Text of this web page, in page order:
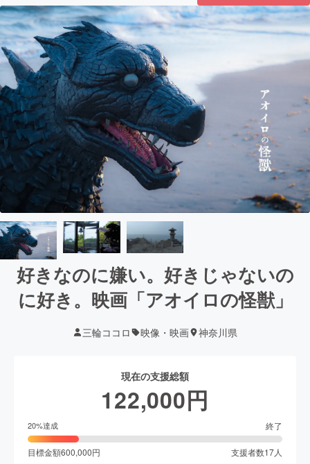
好きなのに嫌い。好きじゃないの
に好き。映画「アオイロの怪獣」
三輪ココロ 映像・映画 神奈川県
現在の支援総額
122,000円
20%達成 終了
目標金額600,000円 支援者数17人